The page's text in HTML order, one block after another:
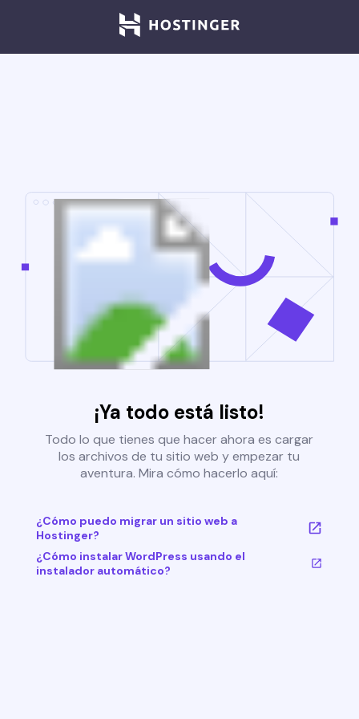
¡Ya todo está listo!
Todo lo que tienes que hacer ahora es cargar
los archivos de tu sitio web y empezar tu
aventura. Mira cómo hacerlo aquí:
¿Cómo puedo migrar un sitio web a
Hostinger?
¿Cómo instalar WordPress usando el
instalador automático?